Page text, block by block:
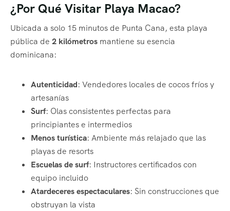
¿Por Qué Visitar Playa Macao?
Ubicada a solo 15 minutos de Punta Cana, esta playa
pública de 2 kilómetros mantiene su esencia
dominicana:
Autenticidad: Vendedores locales de cocos fríos y
artesanías
Surf: Olas consistentes perfectas para
principiantes e intermedios
Menos turística: Ambiente más relajado que las
playas de resorts
Escuelas de surf: Instructores certificados con
equipo incluido
Atardeceres espectaculares: Sin construcciones que
obstruyan la vista